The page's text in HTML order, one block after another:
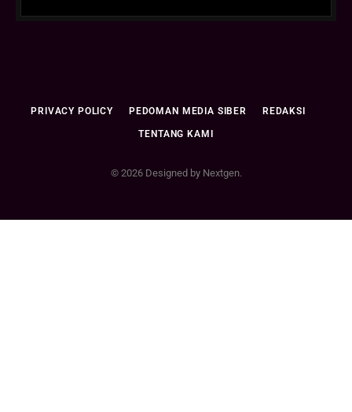
PRIVACY POLICY PEDOMAN MEDIA SIBER REDAKSI
TENTANG KAMI
© 2026 Designed by Nextgen.